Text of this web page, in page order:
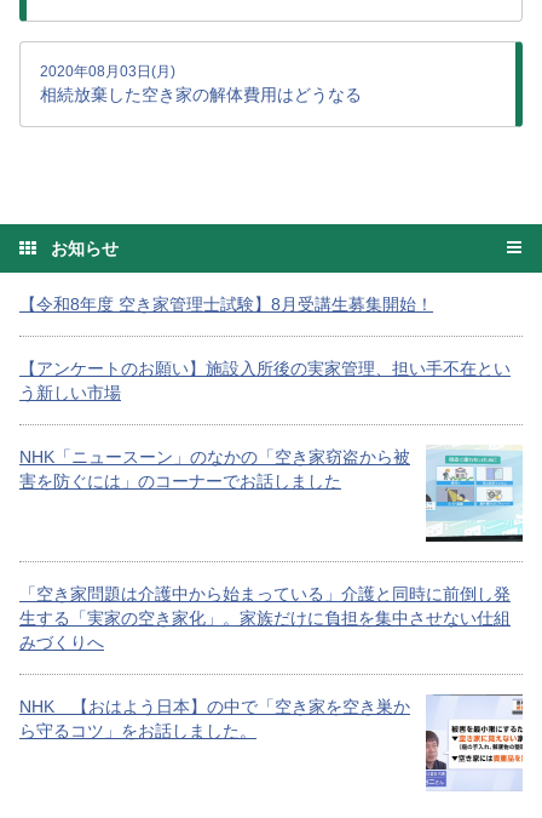
2020年08月03日(月)
相続放棄した空き家の解体費用はどうなる
お知らせ
【令和8年度 空き家管理士試験】8月受講生募集開始！
【アンケートのお願い】施設入所後の実家管理、担い手不在とい
う新しい市場
NHK「ニュースーン」のなかの「空き家窃盗から被
害を防ぐには」のコーナーでお話しました
「空き家問題は介護中から始まっている」介護と同時に前倒し発
生する「実家の空き家化」。家族だけに負担を集中させない仕組
みづくりへ
NHK 【おはよう日本】の中で「空き家を空き巣か
ら守るコツ」をお話しました。